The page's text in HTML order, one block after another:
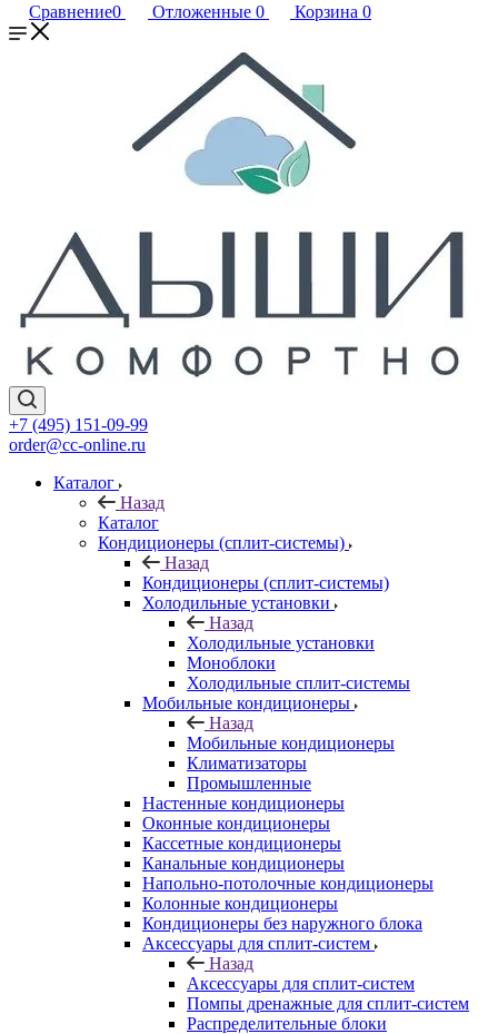
Сравнение0 Отложенные 0 Корзина 0
+7 (495) 151-09-99
order@cc-online.ru
Каталог
Назад
Каталог
Кондиционеры (сплит-системы)
Назад
Кондиционеры (сплит-системы)
Холодильные установки
Назад
Холодильные установки
Моноблоки
Холодильные сплит-системы
Мобильные кондиционеры
Назад
Мобильные кондиционеры
Климатизаторы
Промышленные
Настенные кондиционеры
Оконные кондиционеры
Кассетные кондиционеры
Канальные кондиционеры
Напольно-потолочные кондиционеры
Колонные кондиционеры
Кондиционеры без наружного блока
Аксессуары для сплит-систем
Назад
Аксессуары для сплит-систем
Помпы дренажные для сплит-систем
Распределительные блоки